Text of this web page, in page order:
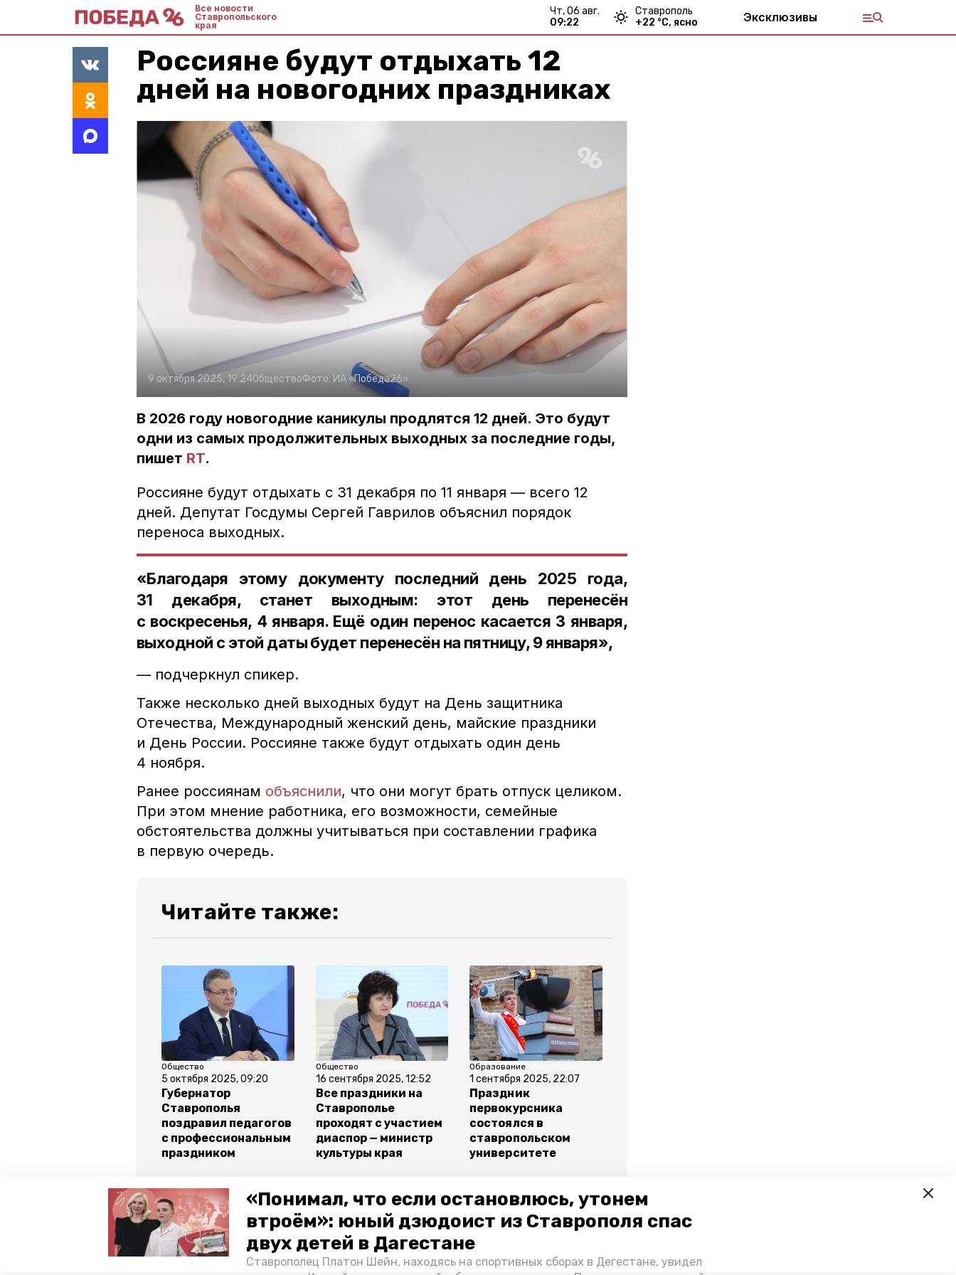
«Понимал, что если остановлюсь, утонем
втроём»: юный дзюдоист из Ставрополя спас
двух детей в Дагестане
Ставрополец Платон Шейн, находясь на спортивных сборах в Дегестане, увидел
Все новости
Ставропольского
края
чт, 06 авг.
09:22
Ставрополь
+22 °С, ясно Эксклюзивы
Россияне будут отдыхать 12
дней на новогодних праздниках
9 октября 2025, 19:24ОбществоФото: ИА «Победа26»
В 2026 году новогодние каникулы продлятся 12 дней. Это будут
одни из самых продолжительных выходных за последние годы,
пишет RT.
Россияне будут отдыхать с 31 декабря по 11 января — всего 12
дней. Депутат Госдумы Сергей Гаврилов объяснил порядок
переноса выходных.
«Благодаря этому документу последний день 2025 года,
31 декабря, станет выходным: этот день перенесён
с воскресенья, 4 января. Ещё один перенос касается 3 января,
выходной с этой даты будет перенесён на пятницу, 9 января»,
— подчеркнул спикер.
Также несколько дней выходных будут на День защитника
Отечества, Международный женский день, майские праздники
и День России. Россияне также будут отдыхать один день
4 ноября.
Ранее россиянам объяснили, что они могут брать отпуск целиком.
При этом мнение работника, его возможности, семейные
обстоятельства должны учитываться при составлении графика
в первую очередь.
Читайте также:
Общество
5 октября 2025, 09:20
Губернатор
Ставрополья
поздравил педагогов
с профессиональным
праздником
Общество
16 сентября 2025, 12:52
Все праздники на
Ставрополье
проходят с участием
диаспор — министр
культуры края
Образование
1 сентября 2025, 22:07
Праздник
первокурсника
состоялся в
ставропольском
университете
Все новости
новогодние праздники отдых rt